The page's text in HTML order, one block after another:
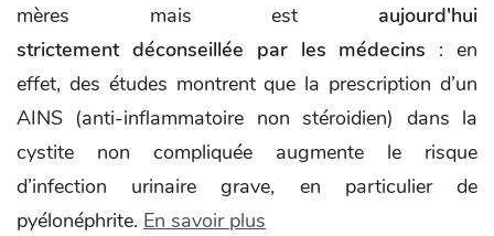
mères mais est aujourd'hui
strictement déconseillée par les médecins : en
effet, des études montrent que la prescription d’un
AINS (anti-inflammatoire non stéroidien) dans la
cystite non compliquée augmente le risque
d’infection urinaire grave, en particulier de
pyélonéphrite. En savoir plus